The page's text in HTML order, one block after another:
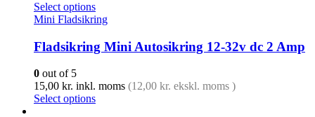
Select options
Mini Fladsikring
Fladsikring Mini Autosikring 12-32v dc 2 Amp
0 out of 5
15,00 kr. inkl. moms (12,00 kr. ekskl. moms )
Select options